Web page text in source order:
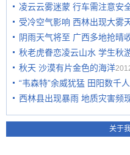
凌云云雾迷蒙 行车需注意安
受冷空气影响 西林出现大雾
阴雨天气将至 广西多地抢晴
秋老虎眷恋凌云山水 学生秋
秋天 沙漠有片金色的海洋
“韦森特”余威犹猛 田阳数千
西林县出现暴雨 地质灾害频
关于